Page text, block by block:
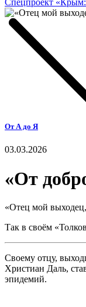
Спецпроект
От А до Я
03.03.2026
«От
«Отец мой выходец,
Так в своём
Своему отцу,
Христиан Даль,
эпидемий.